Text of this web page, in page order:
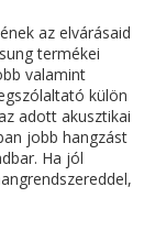
az elvárásaid
termékei
valamint
külön
adott akusztikai
jobb hangzást
Ha jól